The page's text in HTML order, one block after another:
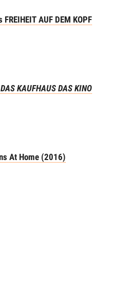
AUF DEM KOPF
KAUFHAUS DAS KINO
At Home (2016)